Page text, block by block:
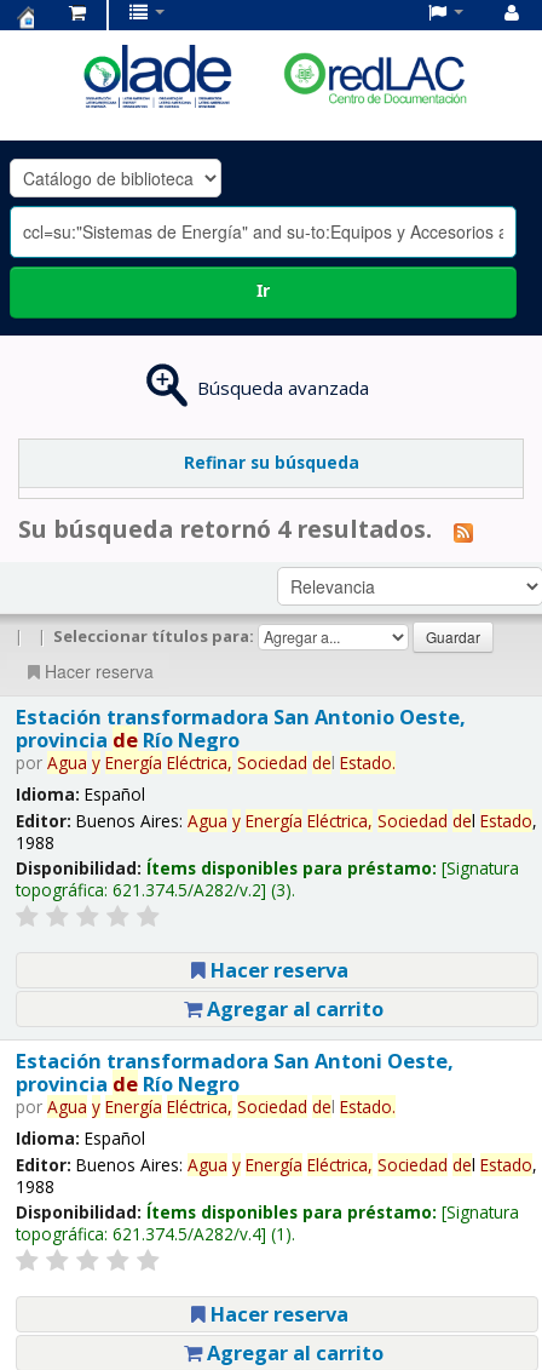
OLADE
-
Ir
Búsqueda avanzada
Refinar su búsqueda
Su búsqueda retornó 4 resultados.
| | Seleccionar títulos para:
Hacer reserva
Estación transformadora San Antonio Oeste,
provincia deRío Negro
por Agua y Energía Eléctrica, Sociedad del Estado.
Idioma: Español
Editor: Buenos Aires: Agua y Energía Eléctrica, Sociedad del Estado,
1988
Disponibilidad: Ítems disponibles para préstamo: Signatura
topográfica: 621.374.5/A282/v.2 (3).
Hacer reserva
Agregar al carrito
Estación transformadora San Antoni Oeste,
provincia deRío Negro
por Agua y Energía Eléctrica, Sociedad del Estado.
Idioma: Español
Editor: Buenos Aires: Agua y Energía Eléctrica, Sociedad del Estado,
1988
Disponibilidad: Ítems disponibles para préstamo: Signatura
topográfica: 621.374.5/A282/v.4 (1).
Hacer reserva
Agregar al carrito